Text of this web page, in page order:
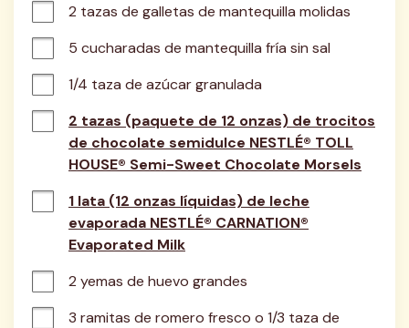
2 tazas de galletas de mantequilla molidas
5 cucharadas de mantequilla fría sin sal
1/4 taza de azúcar granulada
2 tazas (paquete de 12 onzas) de trocitos
de chocolate semidulce NESTLÉ® TOLL
HOUSE® Semi-Sweet Chocolate Morsels
1 lata (12 onzas líquidas) de leche
evaporada NESTLÉ® CARNATION®
Evaporated Milk
2 yemas de huevo grandes
3 ramitas de romero fresco o 1/3 taza de